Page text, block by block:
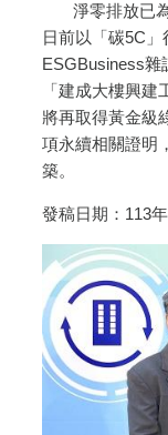
淨零排放已為
日前以「碳5C
ESGBusiness雜
「建成大樓興
將再取得黃金級
項永續相關證明
築。
發稿日期：113